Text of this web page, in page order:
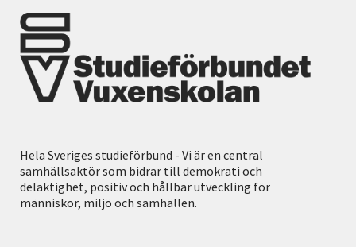
Hela Sveriges studieförbund - Vi är en central
samhällsaktör som bidrar till demokrati och
delaktighet, positiv och hållbar utveckling för
människor, miljö och samhällen.